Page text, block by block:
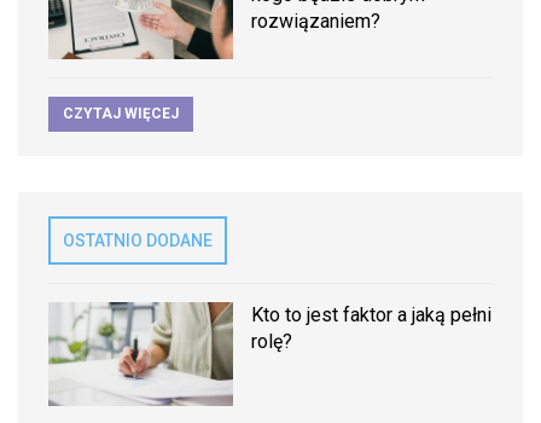
rozwiązaniem?
CZYTAJ WIĘCEJ
OSTATNIO DODANE
Kto to jest faktor a jaką pełni
rolę?